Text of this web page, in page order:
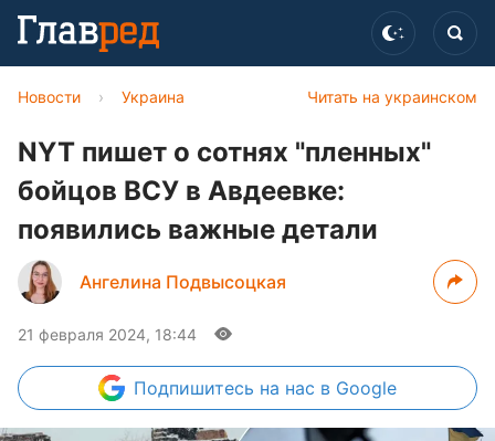
Читать на украинском
Новости › Украина
NYT пишет о сотнях "пленных"
бойцов ВСУ в Авдеевке:
появились важные детали
Ангелина Подвысоцкая
21 февраля 2024, 18:44
Подпишитесь на нас в Google